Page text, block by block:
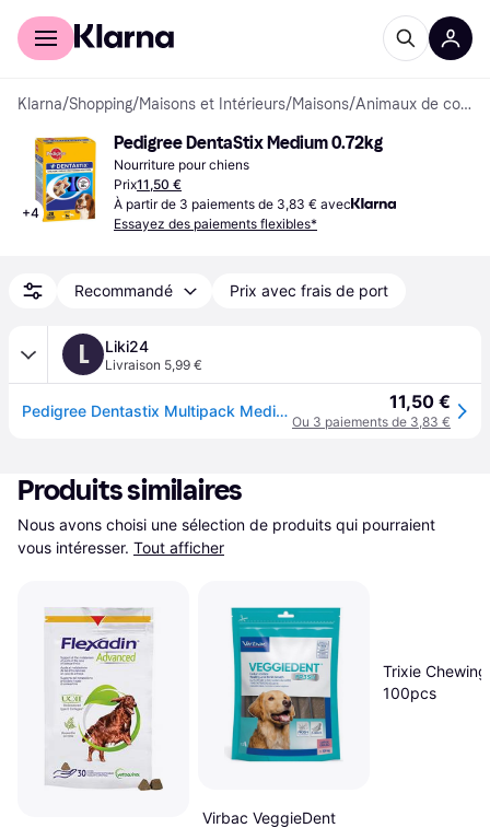
Acheter avec Klarna
Klarna/Shopping/Maisons et Intérieurs/Maisons/ Animaux de compagnie
+4
Pedigree DentaStix Medium 0.72kg
Nourriture pour chiens
Prix11,50 €
À partir de 3 paiements de 3,83 € avec
Essayez des paiements flexibles*
Recommandé Prix avec frais de port
L Liki24
Livraison 5,99 €
Pedigree Dentastix Multipack Medium 28pcs 11,50 €
Ou 3 paiements de 3,83 €
Produits similaires
Nous avons choisi une sélection de produits qui pourraient
vous intéresser. Tout afficher
Virbac VeggieDent
Trixie
100pcs